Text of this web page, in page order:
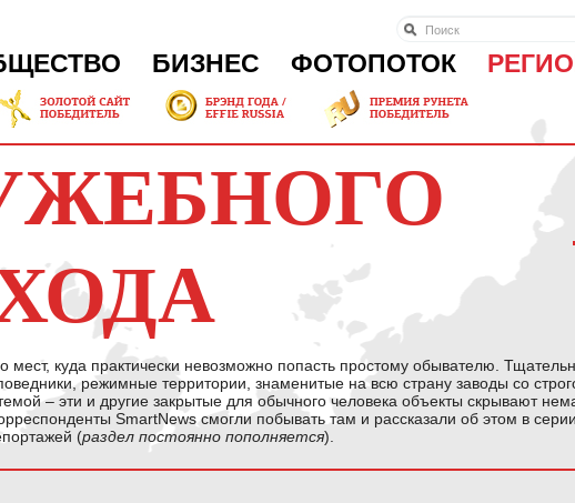
БИЗНЕС ФОТОПОТОК
мест, куда практически невозможно попасть простому обывателю.
режимные территории, знаменитые на всю страну заводы со
– эти и другие закрытые для обычного человека объекты скрывают
SmartNews смогли побывать там и рассказали об этом в серии
(раздел постоянно пополняется).